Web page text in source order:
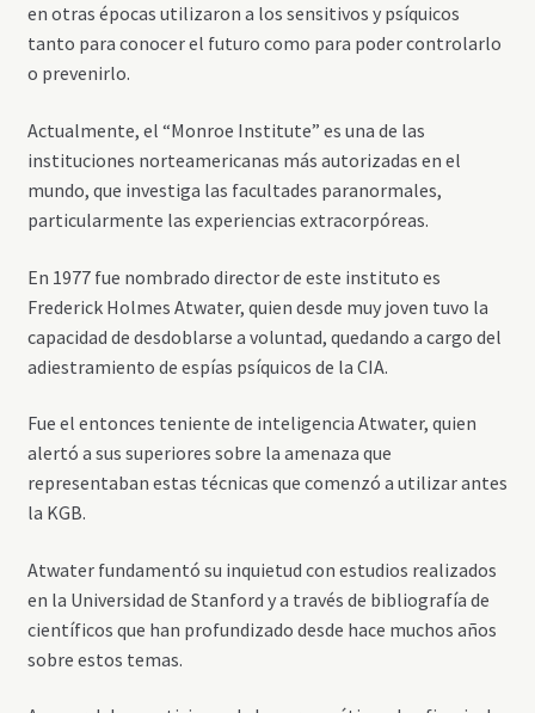
en otras épocas utilizaron a los sensitivos y psíquicos
tanto para conocer el futuro como para poder controlarlo
o prevenirlo.
Actualmente, el “Monroe Institute” es una de las
instituciones norteamericanas más autorizadas en el
mundo, que investiga las facultades paranormales,
particularmente las experiencias extracorpóreas.
En 1977 fue nombrado director de este instituto es
Frederick Holmes Atwater, quien desde muy joven tuvo la
capacidad de desdoblarse a voluntad, quedando a cargo del
adiestramiento de espías psíquicos de la CIA.
Fue el entonces teniente de inteligencia Atwater, quien
alertó a sus superiores sobre la amenaza que
representaban estas técnicas que comenzó a utilizar antes
la KGB.
Atwater fundamentó su inquietud con estudios realizados
en la Universidad de Stanford y a través de bibliografía de
científicos que han profundizado desde hace muchos años
sobre estos temas.